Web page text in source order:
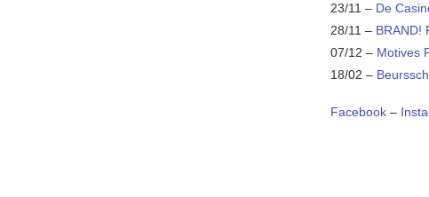
23/11 – De
28/11 – BRAND!
07/12 – Motives
18/02 –
Facebook –